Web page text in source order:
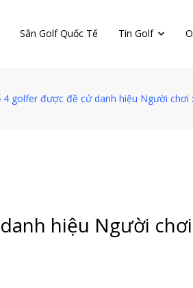
Sân Golf Quốc Tế Tin Golf
4 golfer được đề cử danh hiệu Người chơi
hiệu Người